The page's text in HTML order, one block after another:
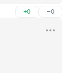
+0 –0